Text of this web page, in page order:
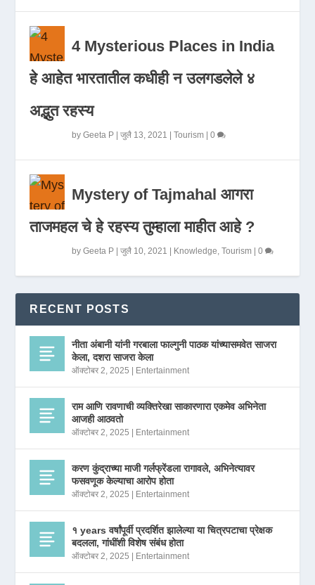
4 Mysterious Places in India
हे आहेत भारतातील कधीही न उलगडलेले ४
अद्भुत रहस्य
byGeeta P |जुलै 13, 2021 |Tourism |0
Mystery of Tajmahal आगरा
ताजमहल चे हे रहस्य तुम्हाला माहीत आहे ?
byGeeta P |जुलै 10, 2021 | Knowledge ,Tourism |0
RECENT POSTS
नीता अंबानी यांनी गरबाला फाल्गुनी पाठक यांच्यासमवेत साजरा
केला, दशरा साजरा केला
ऑक्टोबर 2, 2025 | Entertainment
राम आणि रावणाची व्यक्तिरेखा साकारणारा एकमेव अभिनेता
आजही आठवतो
ऑक्टोबर 2, 2025 | Entertainment
करण कुंद्राच्या माजी गर्लफ्रेंडला रागावले, अभिनेत्यावर
फसवणूक केल्याचा आरोप होता
ऑक्टोबर 2, 2025 | Entertainment
१ years वर्षांपूर्वी प्रदर्शित झालेल्या या चित्रपटाचा प्रेक्षक
बदलला, गांधींशी विशेष संबंध होता
ऑक्टोबर 2, 2025 | Entertainment